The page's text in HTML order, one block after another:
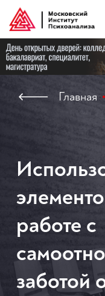
Главная
работе с
заботой